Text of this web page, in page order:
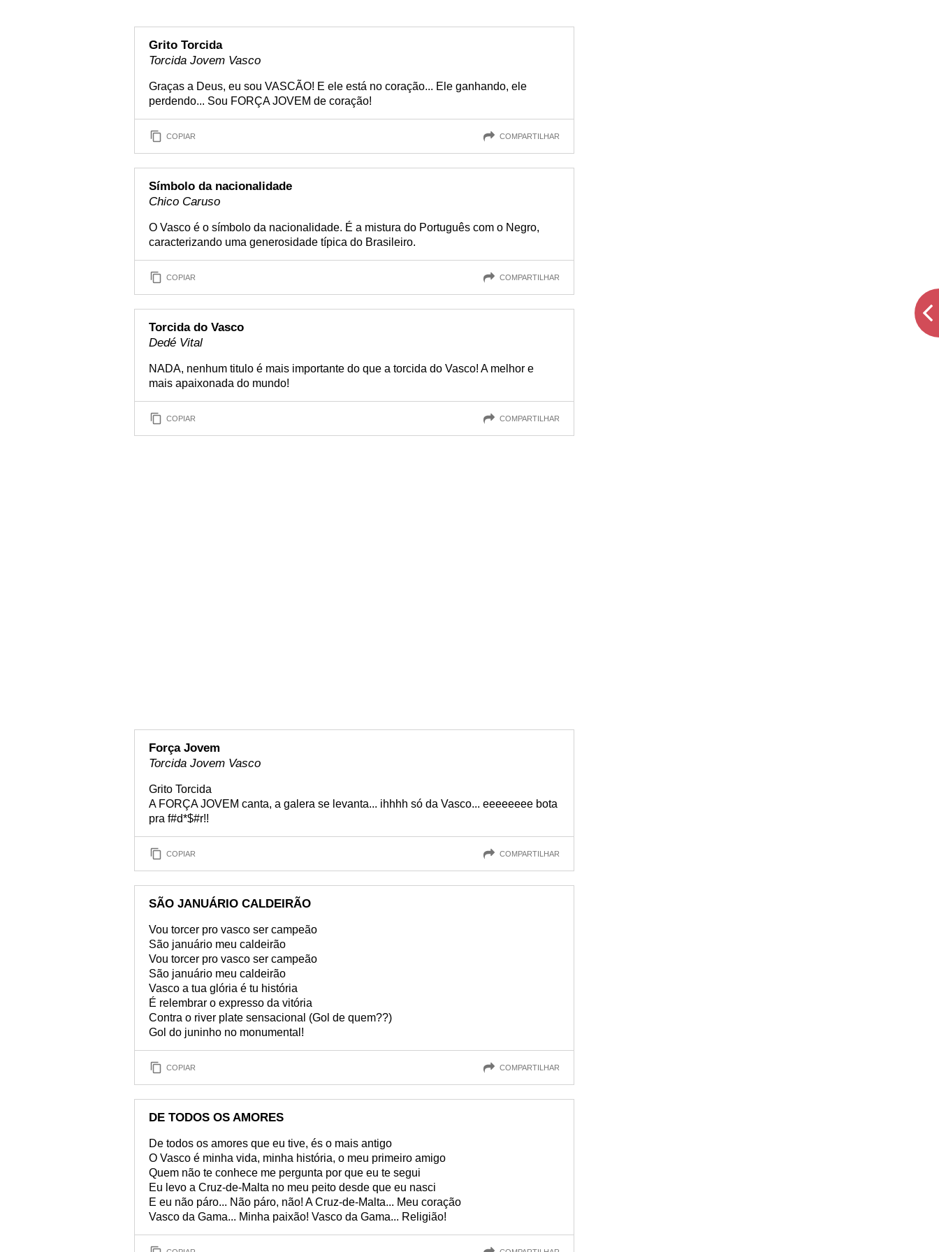
Grito Torcida
Torcida Jovem Vasco
Graças a Deus, eu sou VASCÃO! E ele está no coração... Ele ganhando, ele
perdendo... Sou FORÇA JOVEM de coração!
COPIAR COMPARTILHAR
Símbolo da nacionalidade
Chico Caruso
O Vasco é o símbolo da nacionalidade. É a mistura do Português com o Negro,
caracterizando uma generosidade típica do Brasileiro.
COPIAR COMPARTILHAR
Torcida do Vasco
Dedé Vital
NADA, nenhum titulo é mais importante do que a torcida do Vasco! A melhor e
mais apaixonada do mundo!
COPIAR COMPARTILHAR
Força Jovem
Torcida Jovem Vasco
Grito Torcida
A FORÇA JOVEM canta, a galera se levanta... ihhhh só da Vasco... eeeeeeee bota
pra f#d*$#r!!
COPIAR COMPARTILHAR
SÃO JANUÁRIO CALDEIRÃO
Vou torcer pro vasco ser campeão
São januário meu caldeirão
Vou torcer pro vasco ser campeão
São januário meu caldeirão
Vasco a tua glória é tu história
É relembrar o expresso da vitória
Contra o river plate sensacional (Gol de quem??)
Gol do juninho no monumental!
COPIAR COMPARTILHAR
DE TODOS OS AMORES
De todos os amores que eu tive, és o mais antigo
O Vasco é minha vida, minha história, o meu primeiro amigo
Quem não te conhece me pergunta por que eu te segui
Eu levo a Cruz-de-Malta no meu peito desde que eu nasci
E eu não páro... Não páro, não! A Cruz-de-Malta... Meu coração
Vasco da Gama... Minha paixão! Vasco da Gama... Religião!